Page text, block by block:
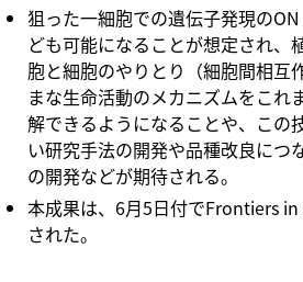
狙った一細胞での遺伝子発現の
ども可能になることが想定され、
胞と細胞のやりとり（細胞間相互
まな生命活動のメカニズムをこれ
解できるようになることや、この
い研究手法の開発や品種改良につ
の開発などが期待される。
本成果は、6月5日付でFrontiers
された。